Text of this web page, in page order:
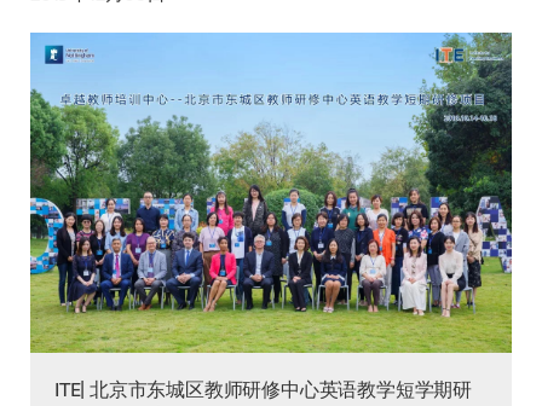
ITE| 北京市东城区教师研修中心英语教学短学期研